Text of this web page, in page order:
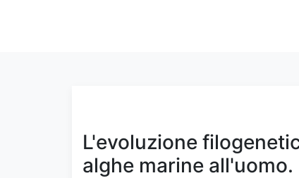
L'evoluzione
alghe marine all'uomo.